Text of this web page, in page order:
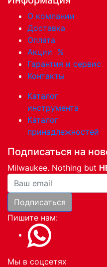
О компании
Доставка
Оплата
Акции %
Гарантия и сервис
Контакты
Каталог
инструмента
Каталог
принадлежностей
Подписаться на
Milwaukee. Nothing but
Ваша почта
Подписаться
Пишите нам:
Мы в соцсетях